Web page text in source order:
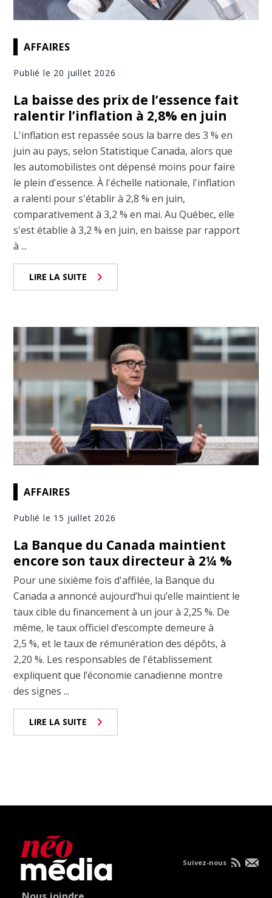
AFFAIRES
Publié le 20 juillet 2026
La baisse des prix de l’essence fait
ralentir l’inflation à 2,8% en juin
L'inflation est repassée sous la barre des 3 % en
juin au pays, selon Statistique Canada, alors que
les automobilistes ont dépensé moins pour faire
le plein d'essence. À l'échelle nationale, l'inflation
a ralenti pour s'établir à 2,8 % en juin,
comparativement à 3,2 % en mai. Au Québec, elle
s'est établie à 3,2 % en juin, en baisse par rapport
à ...
LIRE LA SUITE
AFFAIRES
Publié le 15 juillet 2026
La Banque du Canada maintient
encore son taux directeur à 2¼ %
Pour une sixième fois d'affilée, la Banque du
Canada a annoncé aujourd’hui qu’elle maintient le
taux cible du financement à un jour à 2,25 %. De
même, le taux officiel d’escompte demeure à
2,5 %, et le taux de rémunération des dépôts, à
2,20 %. Les responsables de l'établissement
expliquent que l’économie canadienne montre
des signes ...
LIRE LA SUITE
Suivez-nous